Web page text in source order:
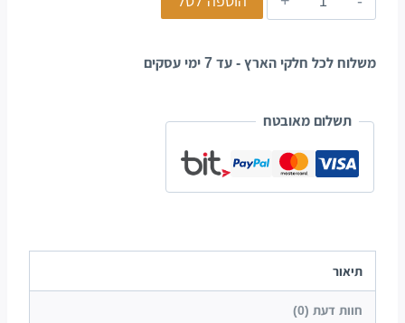
משלוח לכל חלקי הארץ - עד 7 ימי עסקים
תשלום מאובטח
תיאור
חוות דעת (0)